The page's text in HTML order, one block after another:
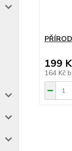
199
164 Kč